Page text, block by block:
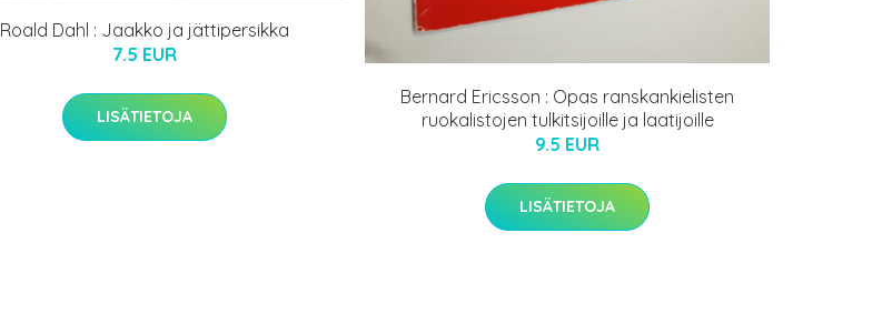
Roald Dahl : Jaakko ja jättipersikka
7.5 EUR
LISÄTIETOJA
Bernard Ericsson : Opas ranskankielisten
ruokalistojen tulkitsijoille ja laatijoille
9.5 EUR
LISÄTIETOJA